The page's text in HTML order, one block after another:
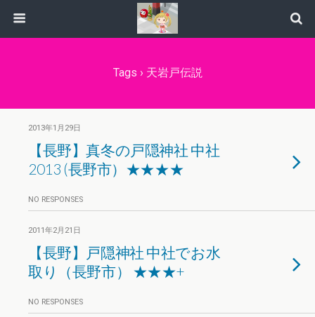
Tags › 天岩戸伝説
2013年1月29日
【長野】真冬の戸隠神社 中社
2013 (長野市）★★★★
NO RESPONSES
2011年2月21日
【長野】戸隠神社 中社でお水
取り（長野市） ★★★+
NO RESPONSES